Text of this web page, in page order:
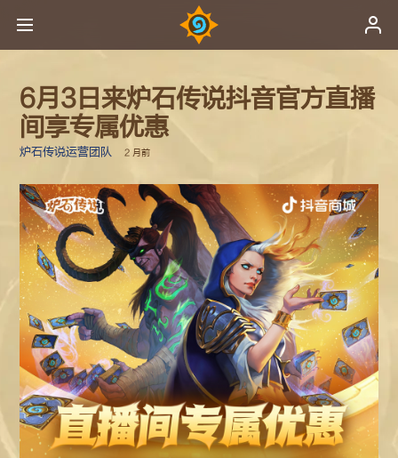
6月3日来炉石传说抖音官方直播
间享专属优惠
炉石传说运营团队 2 月前